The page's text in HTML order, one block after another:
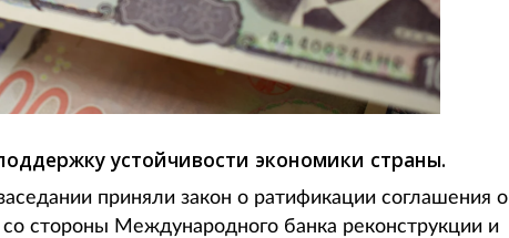
устойчивости экономики страны.
приняли закон о ратификации соглашения о
стороны Международного банка реконструкции и